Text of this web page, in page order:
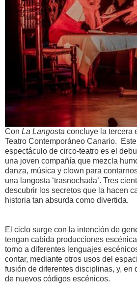
Con La Langosta concluye la tercera
Teatro Contemporáneo Canario.
espectáculo de circo-teatro es el
una joven compañía que mezcla
danza, música y clown para
una langosta ‘trasnochada’. Tres
descubrir los secretos que la hacen
historia tan absurda como divertida.
El ciclo surge con la intención de
tengan cabida producciones
torno a diferentes lenguajes
contar, mediante otros usos del
fusión de diferentes disciplinas, y, en
de nuevos códigos escénicos.